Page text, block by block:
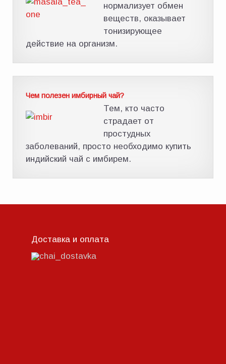
нормализует обмен
веществ, оказывает
тонизирующее
действие на организм.
Чем полезен имбирный чай?
Тем, кто часто
страдает от
простудных
заболеваний, просто необходимо купить
индийский чай с имбирем.
Доставка и оплата